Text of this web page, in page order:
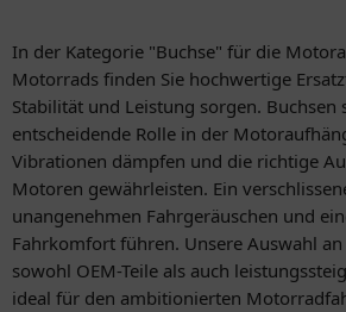
In der Kategorie "Buchse" für die
Motorrads finden Sie hochwertige
Stabilität und Leistung sorgen. Buchsen
entscheidende Rolle in der
Vibrationen dämpfen und die richtige
Motoren gewährleisten. Ein
unangenehmen Fahrgeräuschen und
Fahrkomfort führen. Unsere Auswahl
sowohl OEM-Teile als auch
ideal für den ambitionierten